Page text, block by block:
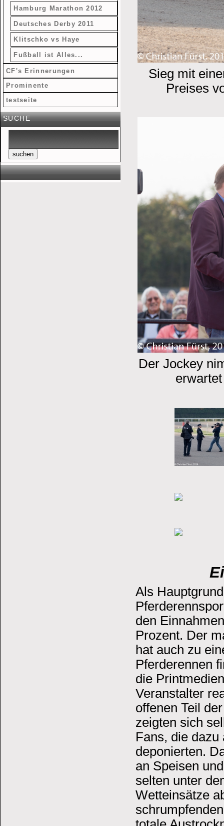
Hamburg Marathon 2012
Deutsches Derby 2011
Klitschko vs Haye
Fußball ist Alles...
CF's Erinnerungen
Prominente
testseite
SUCHE
suchen
Sieg mit
Preises
Der Jockey
Als
den
Prozent. Der
hat auch zu
Pferderennen
die
Veranstalter
offenen Teil
zeigten sich
Fans, die
deponierten.
an Speisen
selten unter
Wetteinsätze